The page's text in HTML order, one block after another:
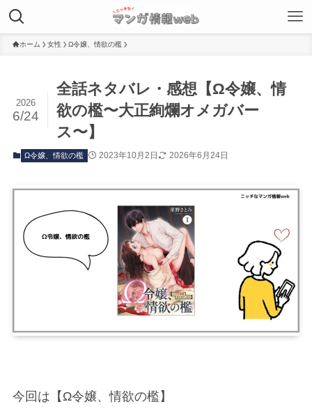
ホーム 女性 Ω令嬢、情欲の檻
全話ネタバレ・感想【Ω令嬢、情
欲の檻〜大正絢爛オメガバー
ス〜】
2026
6/24
Ω令嬢、情欲の檻 2023年10月2日 2026年6月24日
今回は【Ω令嬢、情欲の檻】